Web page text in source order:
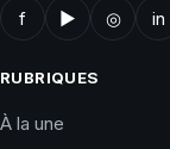
f ▶ ◎ in
RUBRIQUES
À la une